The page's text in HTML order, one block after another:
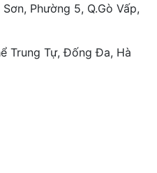
Phường 5, Q.Gò Vấp,
Trung Tự, Đống Đa, Hà